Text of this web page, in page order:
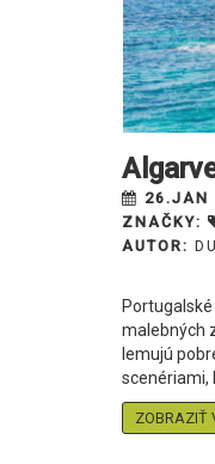
26.JAN
ZNAČKY:
AUTOR:
malebných
lemujú
scenériami,
ZOBRAZIŤ